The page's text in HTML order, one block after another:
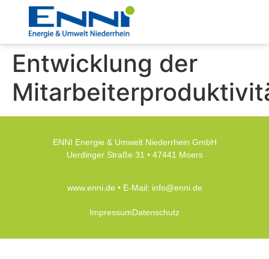
Entwicklung der
ENNI Energie & Umwelt Niederrhein GmbH
Uerdinger Straße 31 • 47441 Moers
www.enni.de• E-Mail: info@enni.de
ImpressumDatenschutz